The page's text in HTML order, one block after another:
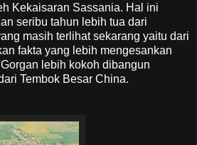
Kekaisaran Sassania. Hal ini
seribu tahun lebih tua dari
masih terlihat sekarang yaitu dari
fakta yang lebih mengesankan
lebih kokoh dibangun
Tembok Besar China.